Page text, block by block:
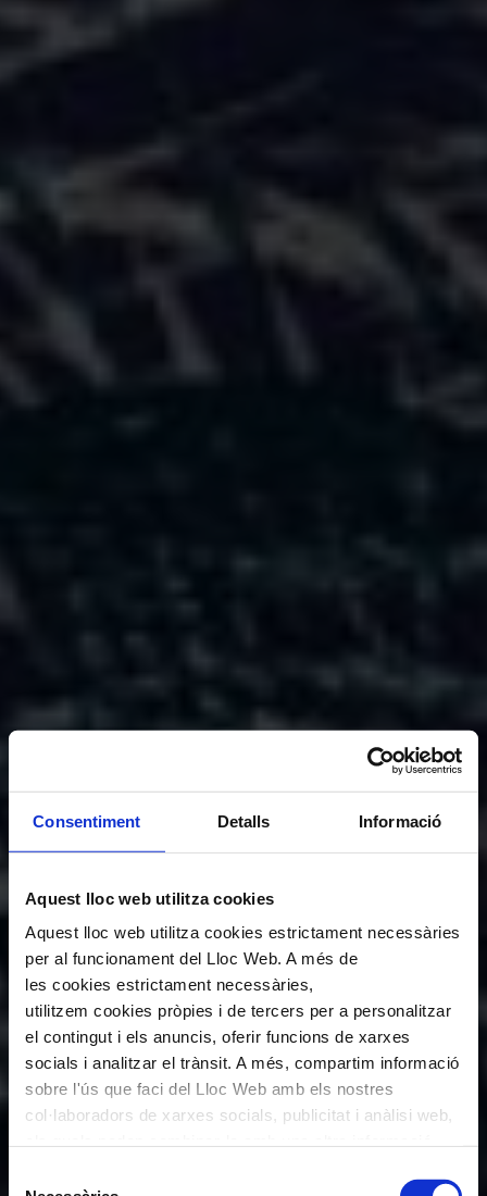
Consentiment Detalls Informació
Aquest lloc web utilitza cookies
Aquest lloc web utilitza cookies estrictament necessàries
per al funcionament del Lloc Web. A més de
les cookies estrictament necessàries,
utilitzem cookies pròpies i de tercers per a personalitzar
el contingut i els anuncis, oferir funcions de xarxes
socials i analitzar el trànsit. A més, compartim informació
sobre l'ús que faci del Lloc Web amb els nostres
col·laboradors de xarxes socials, publicitat i anàlisi web,